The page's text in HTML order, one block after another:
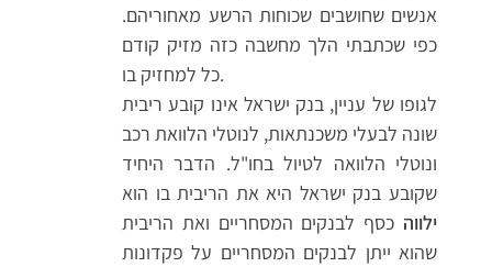
אנשים שחושבים שכוחות הרשע מאחוריהם.
כפי שכתבתי הלך מחשבה כזה מזיק קודם
כל למחזיק בו.
לגופו של עניין, בנק ישראל אינו קובע ריבית
שונה לבעלי משכנתאות, לנוטלי הלוואת רכב
ונוטלי הלוואה לטיול בחו"ל. הדבר היחיד
שקובע בנק ישראל היא את הריבית בו הוא
ילווה כסף לבנקים המסחריים ואת הריבית
שהוא ייתן לבנקים המסחריים על פקדונות